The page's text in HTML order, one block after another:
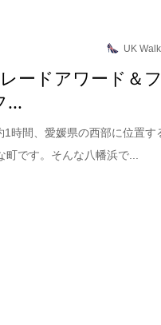
UK
ードアワード＆フ
...
時間、愛媛県の西部に位置す
です。そんな八幡浜で...